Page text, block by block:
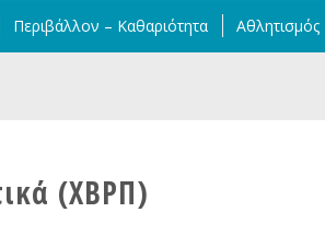
Περιβάλλον – Καθαριότητα Αθλητισμός
(ΧΒΡΠ)